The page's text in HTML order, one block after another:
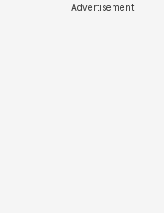
Advertisement